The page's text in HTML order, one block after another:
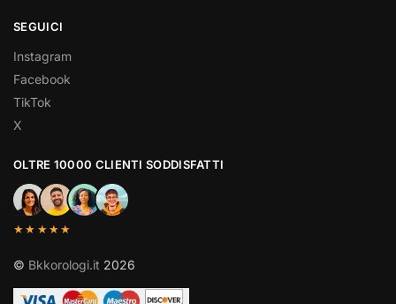
SEGUICI
Instagram
Facebook
TikTok
X
OLTRE 10000 CLIENTI SODDISFATTI
★★★★★
© Bkkorologi.it 2026